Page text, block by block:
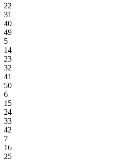
22
31
40
49
5
14
23
32
41
50
6
15
24
33
42
7
16
25